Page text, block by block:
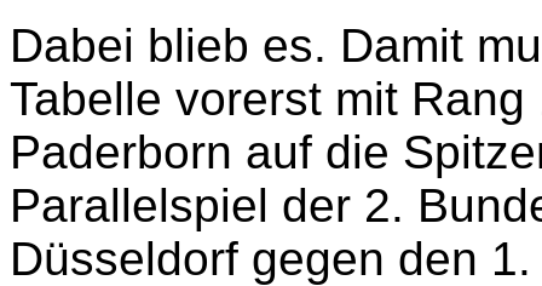
Dabei blieb es. Damit
Tabelle vorerst mit
Paderborn auf die
Parallelspiel der 2.
Düsseldorf gegen den